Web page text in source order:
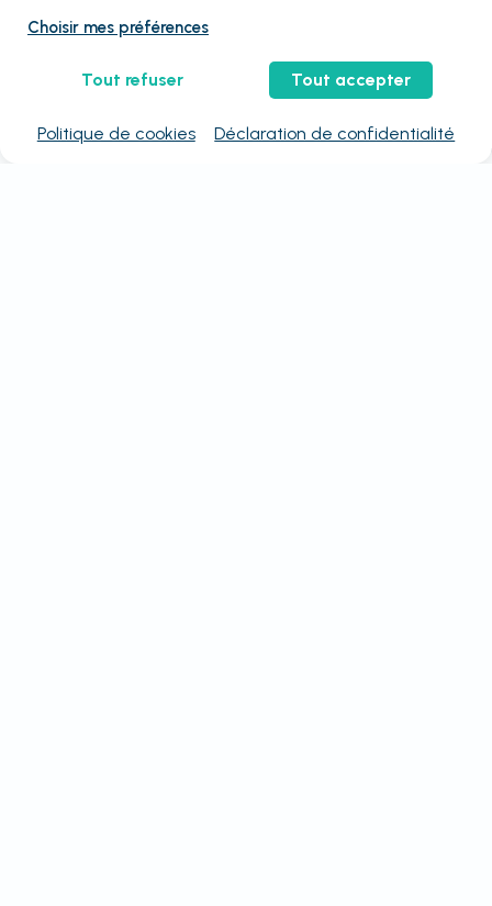
Choisir mes préférences
Tout refuser Tout accepter
Politique de cookies Déclaration de confidentialité